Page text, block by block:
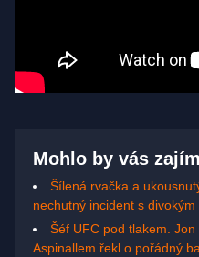
Mohlo by vás
Šílená rvačka a
nechutný incident s divokým
Šéf UFC pod tlakem.
Aspinallem řekl o pořádný